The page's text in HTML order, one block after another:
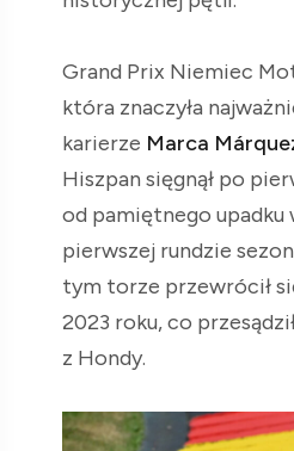
Grand Prix Niemiec
która znaczyła
karierze Marca
Hiszpan sięgnął po
od pamiętnego upadku
pierwszej rundzie
tym torze przewrócił
2023 roku, co
z Hondy.